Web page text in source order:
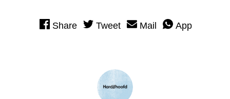
Share Tweet Mail App